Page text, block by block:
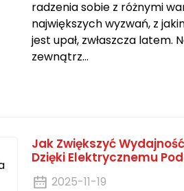
radzenia sobie z różnymi
największych wyzwań, z
jest upał, zwłaszcza latem.
zewnątrz...
Jak Zwiększyć
Dzięki Elektrycznemu
2025-11-19